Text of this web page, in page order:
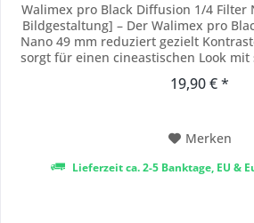
Walimex pro Black Diffusion 1/4 Filter
Bildgestaltung] – Der Walimex pro
Nano 49 mm reduziert gezielt
sorgt für einen cineastischen Look
verträumte, atmosphärische19,90 € *
Merken
Lieferzeit ca. 2-5 Banktage, EU &